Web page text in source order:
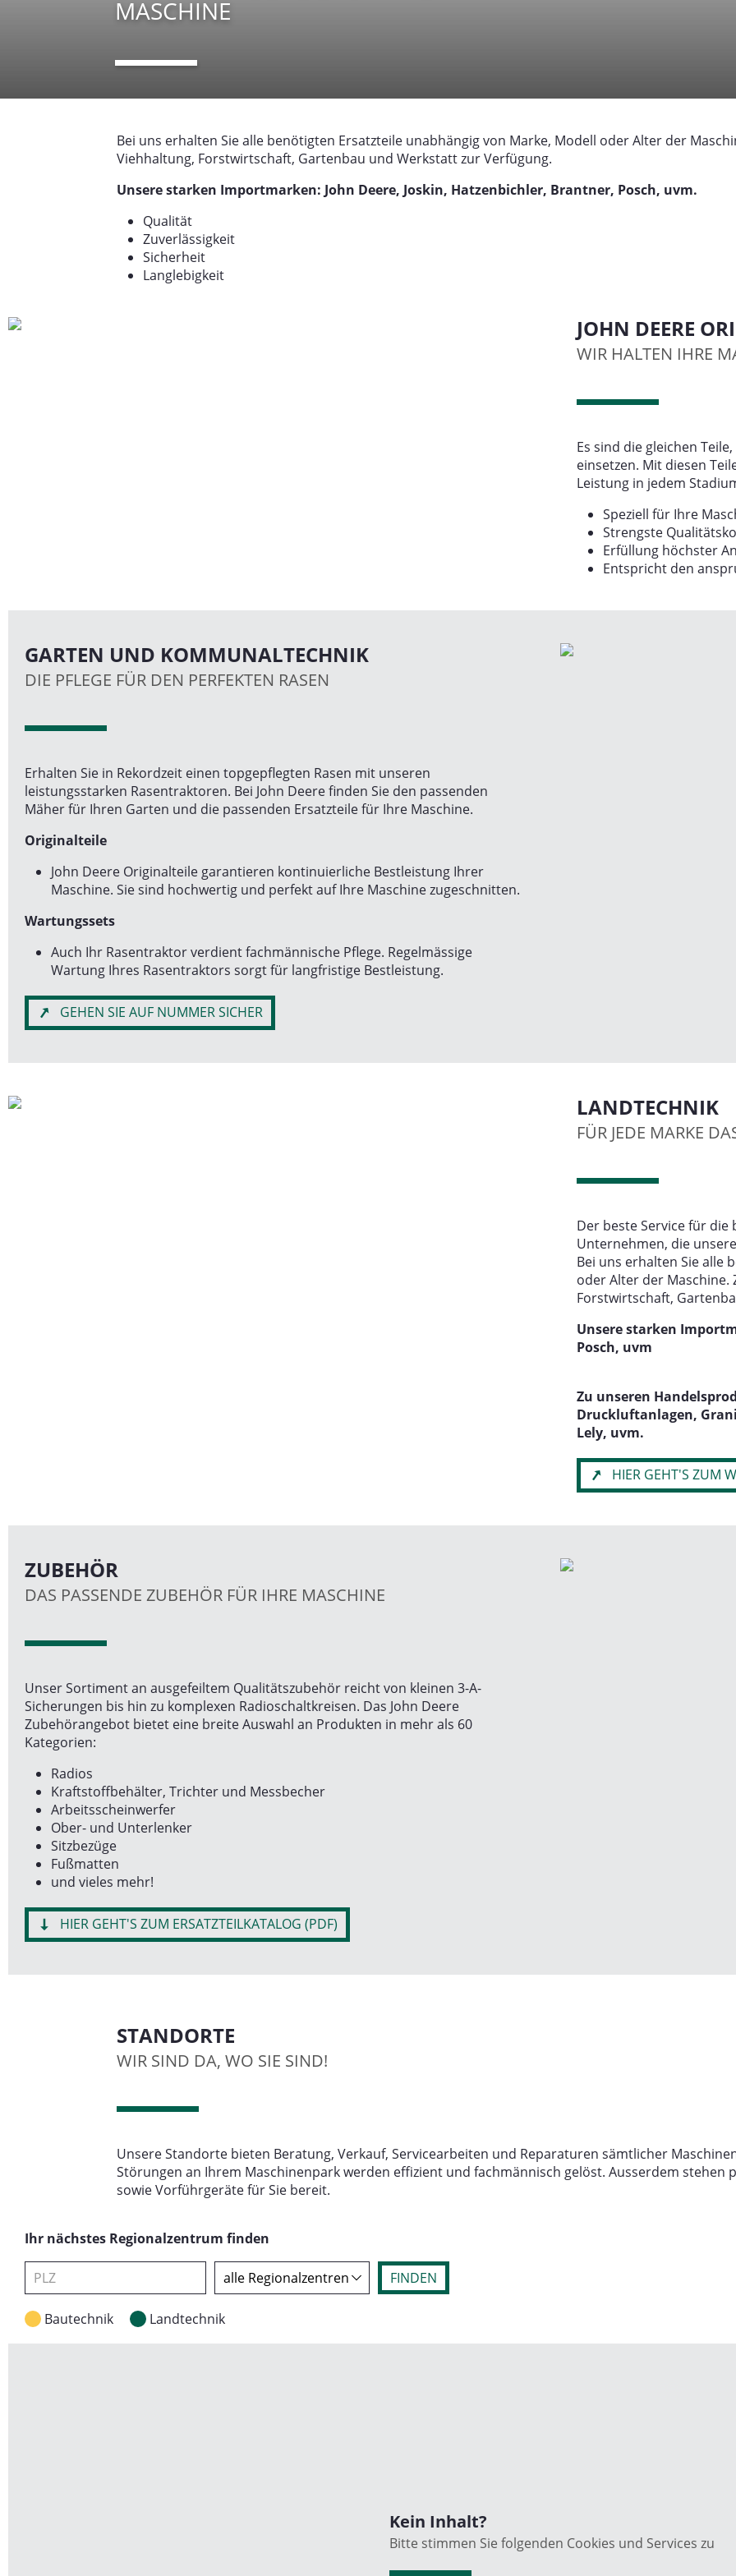
MASCHINE
Bei uns erhalten Sie alle benötigten Ersatzteile unabhängig von Marke, Modell oder Alter der
Viehhaltung, Forstwirtschaft, Gartenbau und Werkstatt zur Verfügung.
Unsere starken Importmarken: John Deere, Joskin, Hatzenbichler, Brantner, Posch, uvm.
Qualität
Zuverlässigkeit
Sicherheit
Langlebigkeit
JOHN DEERE
WIR HALTEN IHRE
Es sind die gleichen
einsetzen. Mit diesen
Leistung in jedem
Speziell für Ihre
Strengste
Erfüllung höchster
Entspricht den
GARTEN UND KOMMUNALTECHNIK
DIE PFLEGE FÜR DEN PERFEKTEN RASEN
Erhalten Sie in Rekordzeit einen topgepflegten Rasen mit unseren
leistungsstarken Rasentraktoren. Bei John Deere finden Sie den passenden
Mäher für Ihren Garten und die passenden Ersatzteile für Ihre Maschine.
Originalteile
John Deere Originalteile garantieren kontinuierliche Bestleistung Ihrer
Maschine. Sie sind hochwertig und perfekt auf Ihre Maschine zugeschnitten.
Wartungssets
Auch Ihr Rasentraktor verdient fachmännische Pflege. Regelmässige
Wartung Ihres Rasentraktors sorgt für langfristige Bestleistung.
GEHEN SIE AUF NUMMER SICHER
LANDTECHNIK
FÜR JEDE MARKE
Der beste Service für
Unternehmen, die
Bei uns erhalten Sie alle
oder Alter der Maschine.
Forstwirtschaft,
Unsere starken
Posch, uvm
Zu unseren
Druckluftanlagen,
Lely, uvm.
HIER GEHT'S ZUM
ZUBEHÖR
DAS PASSENDE ZUBEHÖR FÜR IHRE MASCHINE
Unser Sortiment an ausgefeiltem Qualitätszubehör reicht von kleinen 3-A-
Sicherungen bis hin zu komplexen Radioschaltkreisen. Das John Deere
Zubehörangebot bietet eine breite Auswahl an Produkten in mehr als 60
Kategorien:
Radios
Kraftstoffbehälter, Trichter und Messbecher
Arbeitsscheinwerfer
Ober- und Unterlenker
Sitzbezüge
Fußmatten
und vieles mehr!
HIER GEHT'S ZUM ERSATZTEILKATALOG (PDF)
STANDORTE
WIR SIND DA, WO SIE SIND!
Unsere Standorte bieten Beratung, Verkauf, Servicearbeiten und Reparaturen sämtlicher
Störungen an Ihrem Maschinenpark werden effizient und fachmännisch gelöst. Ausserdem stehen
sowie Vorführgeräte für Sie bereit.
Ihr nächstes Regionalzentrum finden
FINDEN
Bautechnik Landtechnik
Kein Inhalt?
Bitte stimmen Sie folgenden Cookies und Services zu